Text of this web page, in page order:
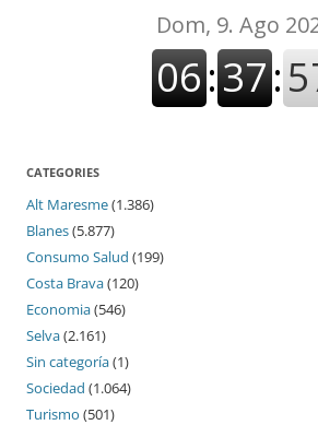
CATEGORIES
Alt Maresme(1.386)
Blanes(5.877)
Consumo Salud (199)
Costa Brava(120)
Economia(546)
Selva(2.161)
Sin categoría(1)
Sociedad (1.064)
Turismo (501)